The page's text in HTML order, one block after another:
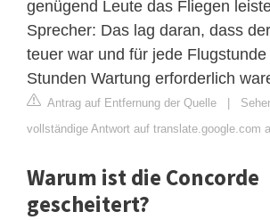
genügend Leute das Fliegen
Sprecher: Das lag daran, dass
teuer war und für jede Flugstunde
Stunden Wartung erforderlich
Antrag auf Entfernung der Quelle
vollständige Antwort auf translate.google.com
Warum ist die Concorde
gescheitert?